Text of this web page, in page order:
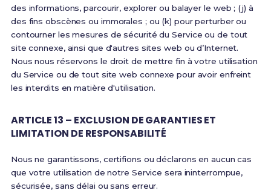
des informations, parcourir, explorer ou balayer le web ; (j) à
des fins obscènes ou immorales ; ou (k) pour perturber ou
contourner les mesures de sécurité du Service ou de tout
site connexe, ainsi que d'autres sites web ou d’Internet.
Nous nous réservons le droit de mettre fin à votre utilisation
du Service ou de tout site web connexe pour avoir enfreint
les interdits en matière d'utilisation.
ARTICLE 13 – EXCLUSION DE GARANTIES ET
LIMITATION DE RESPONSABILITÉ
Nous ne garantissons, certifions ou déclarons en aucun cas
que votre utilisation de notre Service sera ininterrompue,
sécurisée, sans délai ou sans erreur.